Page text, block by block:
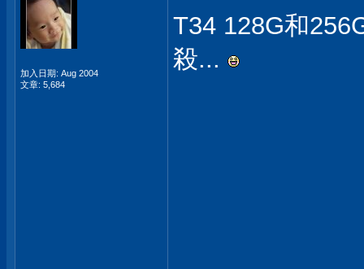
加入日期: Aug 2004
文章: 5,684
T34 128G和
殺...